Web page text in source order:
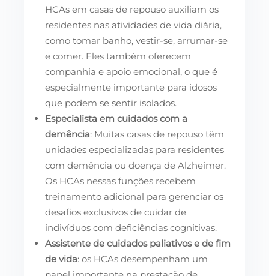
HCAs em casas de repouso auxiliam os
residentes nas atividades de vida diária,
como tomar banho, vestir-se, arrumar-se
e comer. Eles também oferecem
companhia e apoio emocional, o que é
especialmente importante para idosos
que podem se sentir isolados.
Especialista em cuidados com a
demência: Muitas casas de repouso têm
unidades especializadas para residentes
com demência ou doença de Alzheimer.
Os HCAs nessas funções recebem
treinamento adicional para gerenciar os
desafios exclusivos de cuidar de
indivíduos com deficiências cognitivas.
Assistente de cuidados paliativos e de fim
de vida: os HCAs desempenham um